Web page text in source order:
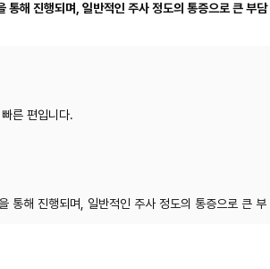
통해 진행되며, 일반적인 주사 정도의 통증으로 큰 부담
른 편입니다.
통해 진행되며, 일반적인 주사 정도의 통증으로 큰 부